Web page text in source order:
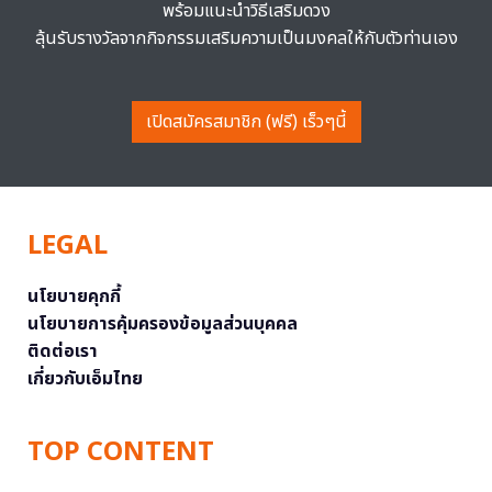
พร้อมแนะนำวิธีเสริมดวง
ลุ้นรับรางวัลจากกิจกรรมเสริมความเป็นมงคลให้กับตัวท่านเอง
เปิดสมัครสมาชิก (ฟรี) เร็วๆนี้
LEGAL
นโยบายคุกกี้
นโยบายการคุ้มครองข้อมูลส่วนบุคคล
ติดต่อเรา
เกี่ยวกับเอ็มไทย
TOP CONTENT